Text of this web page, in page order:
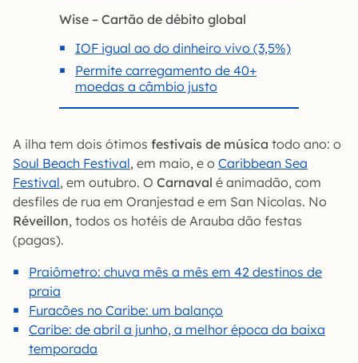
Wise – Cartão de débito global
IOF igual ao do dinheiro vivo (3,5%)
Permite carregamento de 40+
moedas a câmbio justo
A ilha tem dois ótimos festivais de música todo ano: o
Soul Beach Festival, em maio, e o Caribbean Sea
Festival, em outubro. O Carnaval é animadão, com
desfiles de rua em Oranjestad e em San Nicolas. No
Réveillon, todos os hotéis de Arauba dão festas
(pagas).
Praiômetro: chuva mês a mês em 42 destinos de
praia
Furacões no Caribe: um balanço
Caribe: de abril a junho, a melhor época da baixa
temporada